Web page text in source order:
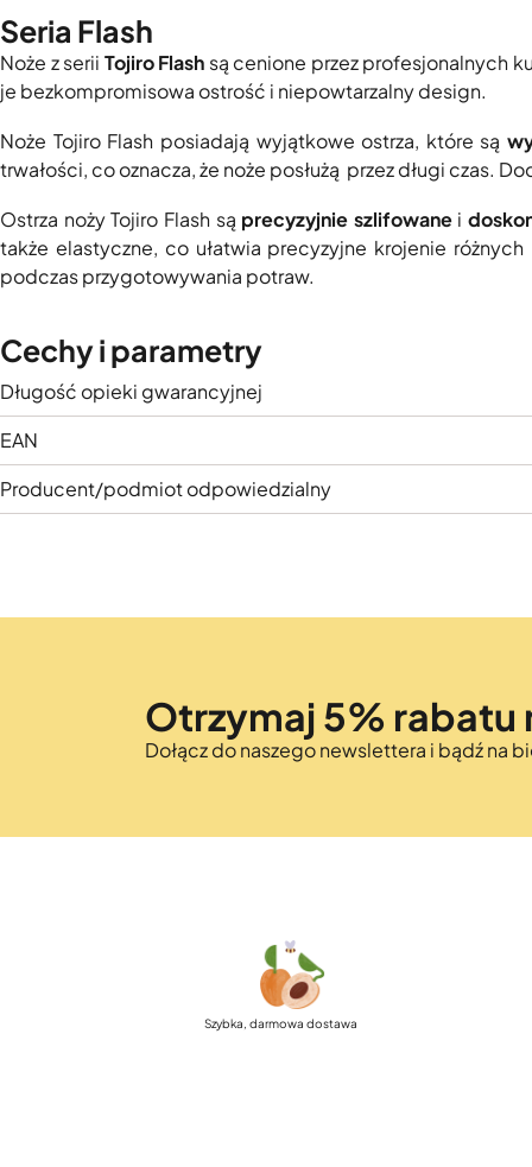
Seria Flash
Noże z serii Tojiro Flash są cenione przez profesjonalnych
je bezkompromisowa ostrość i niepowtarzalny design.
Noże Tojiro Flash posiadają wyjątkowe ostrza, które są
trwałości, co oznacza, że noże posłużą przez długi czas.
Ostrza noży Tojiro Flash są precyzyjnie szlifowanei
także elastyczne, co ułatwia precyzyjne krojenie
podczas przygotowywania potraw.
Cechy i parametry
Długość opieki gwarancyjnej
EAN
Producent/podmiot odpowiedzialny
Otrzymaj 5% rabatu
Dołącz do naszego newslettera i bądź na
Szybka, darmowa dostawa